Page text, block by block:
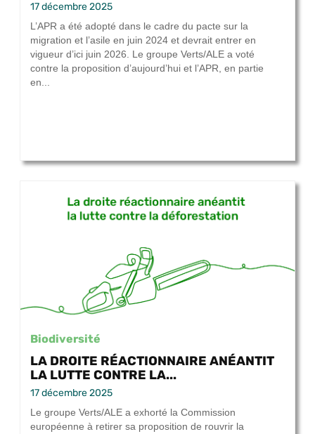
17 décembre 2025
L’APR a été adopté dans le cadre du pacte sur la
migration et l’asile en juin 2024 et devrait entrer en
vigueur d’ici juin 2026. Le groupe Verts/ALE a voté
contre la proposition d’aujourd’hui et l’APR, en partie
en...
Biodiversité
LA DROITE RÉACTIONNAIRE ANÉANTIT
LA LUTTE CONTRE LA...
17 décembre 2025
Le groupe Verts/ALE a exhorté la Commission
européenne à retirer sa proposition de rouvrir la